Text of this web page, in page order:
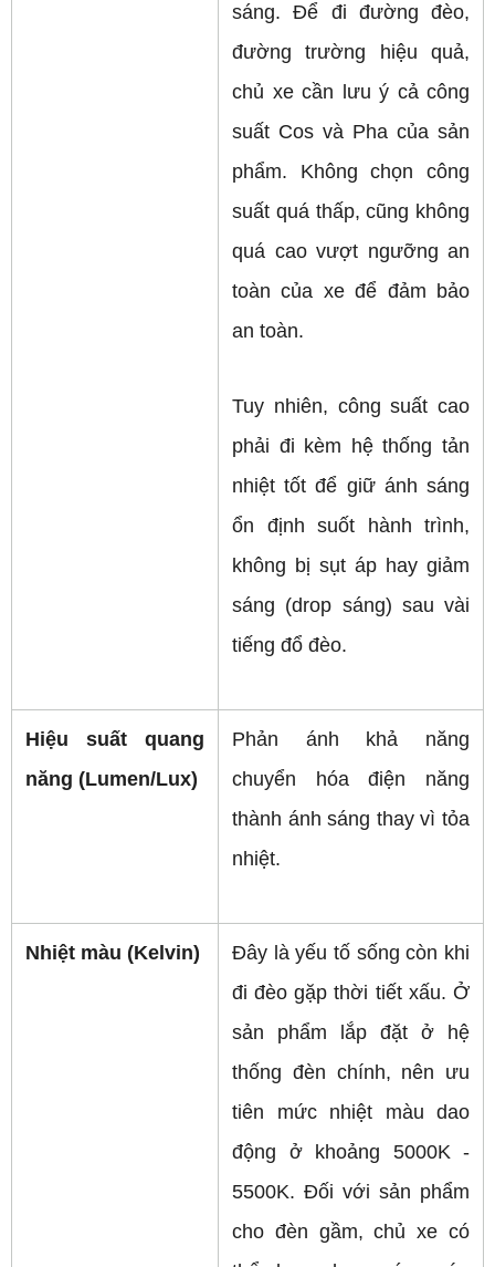
sáng. Để đi đường đèo,
đường trường hiệu quả,
chủ xe cần lưu ý cả công
suất Cos và Pha của sản
phẩm. Không chọn công
suất quá thấp, cũng không
quá cao vượt ngưỡng an
toàn của xe để đảm bảo
an toàn.
Tuy nhiên, công suất cao
phải đi kèm hệ thống tản
nhiệt tốt để giữ ánh sáng
ổn định suốt hành trình,
không bị sụt áp hay giảm
sáng (drop sáng) sau vài
tiếng đổ đèo.
Hiệu suất quang
năng (Lumen/Lux)
Phản ánh khả năng
chuyển hóa điện năng
thành ánh sáng thay vì tỏa
nhiệt.
Nhiệt màu (Kelvin)
Đây là yếu tố sống còn khi
đi đèo gặp thời tiết xấu. Ở
sản phẩm lắp đặt ở hệ
thống đèn chính, nên ưu
tiên mức nhiệt màu dao
động ở khoảng 5000K -
5500K. Đối với sản phẩm
cho đèn gầm, chủ xe có